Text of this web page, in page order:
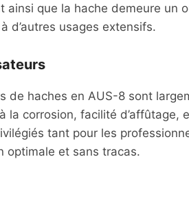
ainsi que la hache demeure un
d’autres usages extensifs.
de haches en AUS-8 sont
la corrosion, facilité
tant pour les
optimale et sans tracas.